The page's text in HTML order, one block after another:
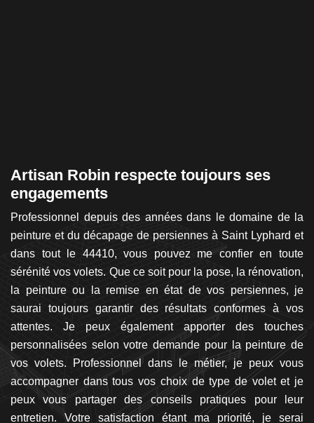
Artisan Robin respecte toujours ses
engagements
Professionnel depuis des années dans le domaine de la
peinture et du décapage de persiennes à Saint Lyphard et
dans tout le 44410, vous pouvez me confier en toute
sérénité vos volets. Que ce soit pour la pose, la rénovation,
la peinture ou la remise en état de vos persiennes, je
saurai toujours garantir des résultats conformes à vos
attentes. Je peux également apporter des touches
personnalisées selon votre demande pour la peinture de
vos volets. Professionnel dans le métier, je peux vous
accompagner dans tous vos choix de type de volet et je
peux vous partager des conseils pratiques pour leur
entretien. Votre satisfaction étant ma priorité, je serai